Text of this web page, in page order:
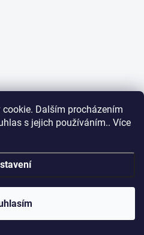
Dalším procházením
s jejich používáním.. Více